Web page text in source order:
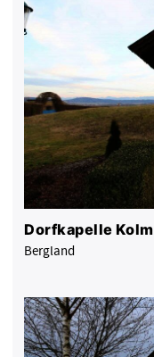
Dorfkapelle Kolm
Bergland